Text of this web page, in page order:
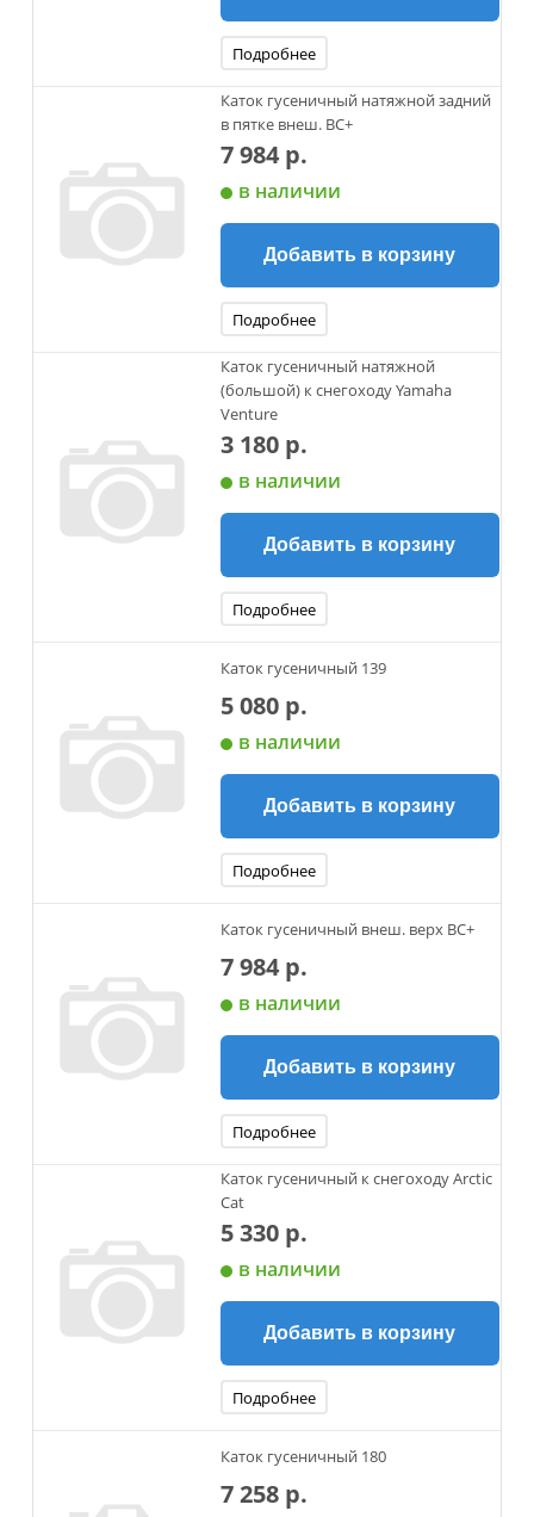
Подробнее
Каток гусеничный натяжной задний
в пятке внеш. ВС+
7 984 р.
в наличии
Добавить в корзину
Подробнее
Каток гусеничный натяжной
(большой) к снегоходу Yamaha
Venture
3 180 р.
в наличии
Добавить в корзину
Подробнее
Каток гусеничный 139
5 080 р.
в наличии
Добавить в корзину
Подробнее
Каток гусеничный внеш. верх ВС+
7 984 р.
в наличии
Добавить в корзину
Подробнее
Каток гусеничный к снегоходу Arctic
Cat
5 330 р.
в наличии
Добавить в корзину
Подробнее
Каток гусеничный 180
7 258 р.